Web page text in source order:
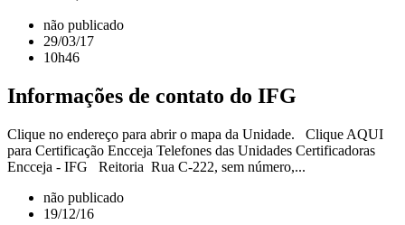
não publicado
29/03/17
10h46
Informações de contato do IFG
Clique no endereço para abrir o mapa da Unidade. Clique AQUI
para Certificação Encceja Telefones das Unidades Certificadoras
Encceja - IFG Reitoria Rua C-222, sem número,...
não publicado
19/12/16